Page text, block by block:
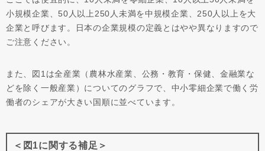
小規模企業、50人以上250人未満を中規模企業、250人以上を大
企業と呼びます。日本の企業規模の定義とはやや異なりますので
ご注意ください。
また、図1は全産業（農林水産業、公務・教育・保健、金融業な
どを除く一般産業）についてのグラフで、中小零細企業で働く労
働者のシェアが大きい国順に並べています。
＜図1に関する補足＞